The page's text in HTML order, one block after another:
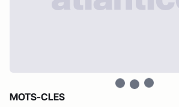
MOTS-CLES